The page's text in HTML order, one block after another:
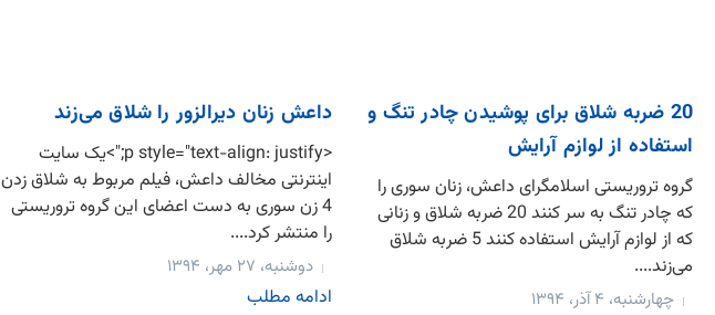
20 ضربه شلاق برای پوشیدن چادر تنگ و
استفاده از لوازم آرایش
گروه تروریستی اسلامگرای داعش، زنان سوری را
که چادر تنگ به سر کنند 20 ضربه شلاق و زنانی
که از لوازم آرایش استفاده کنند 5 ضربه شلاق
می‌زند....
چهارشنبه، ۴ آذر، ۱۳۹۴
داعش زنان دیرالزور را شلاق می‌زند
<p style="text-align: justify;">یک سایت
اینترنتی مخالف داعش، فیلم مربوط به شلاق زدن
4 زن سوری به دست اعضای این گروه تروریستی
را منتشر کرد....
دوشنبه، ۲۷ مهر، ۱۳۹۴
ادامه مطلب